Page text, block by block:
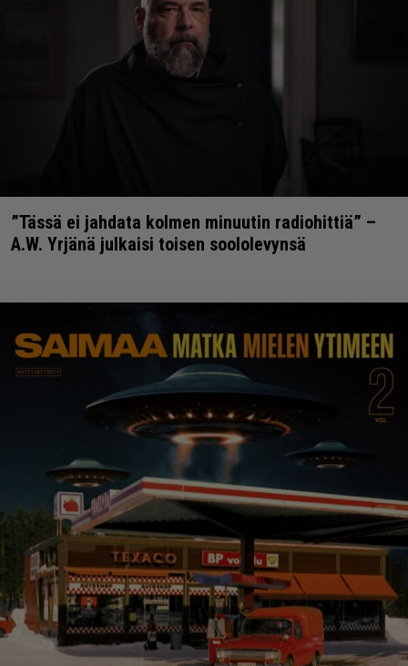
”Tässä ei jahdata kolmen minuutin radiohittiä” –
A.W. Yrjänä julkaisi toisen soololevynsä